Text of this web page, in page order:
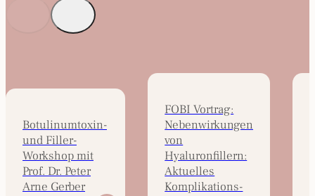
Botulinumtoxin-
und Filler-
Workshop mit
Prof. Dr. Peter
Arne Gerber
FOBI Vortrag:
Nebenwirkungen
von
Hyaluronfillern:
Aktuelles
Komplikations­